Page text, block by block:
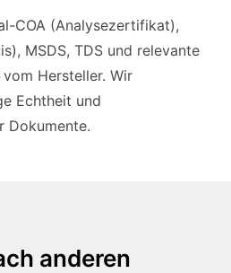
COA (Analysezertifikat),
MSDS, TDS und relevante
Hersteller. Wir
Echtheit und
Dokumente.
anderen